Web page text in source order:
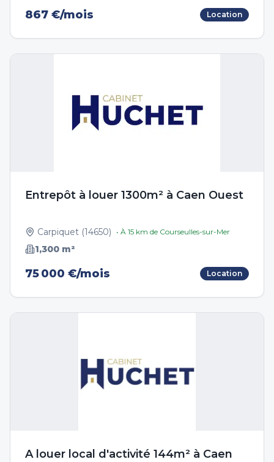
867 €/mois Location
Entrepôt à louer 1300m² à Caen Ouest
Carpiquet (14650) • À 15 km de Courseulles-sur-Mer
1,300 m²
75 000 €/mois Location
A louer local d'activité 144m² à Caen